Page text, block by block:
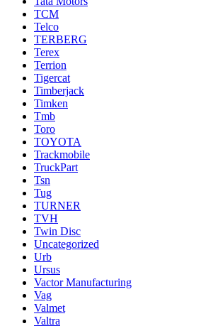
TCM
Telco
TERBERG
Terex
Terrion
Tigercat
Timberjack
Timken
Tmb
Toro
TOYOTA
Trackmobile
TruckPart
Tsn
Tug
TURNER
TVH
Twin Disc
Uncategorized
Urb
Ursus
Vactor Manufacturing
Vag
Valmet
Valtra